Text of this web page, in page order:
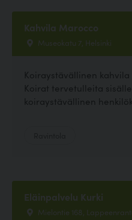
Kahvila Marocco
Museokatu 7, Helsinki
Koiraystävällinen kahvila
Koirat tervetulleita
koiraystävällinen
Eläinpalvelu Kurki
Mielontie 168,